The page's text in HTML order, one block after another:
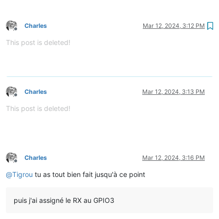
Offline
Charles Mar 12, 2024, 3:12 PM
This post is deleted!
Offline
Charles Mar 12, 2024, 3:13 PM
This post is deleted!
Offline
Charles Mar 12, 2024, 3:16 PM
@Tigrou tu as tout bien fait jusqu'à ce point
puis j'ai assigné le RX au GPIO3